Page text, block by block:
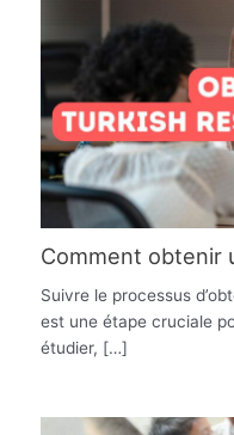
Comment obtenir
Suivre le processus
est une étape cruciale
étudier, […]